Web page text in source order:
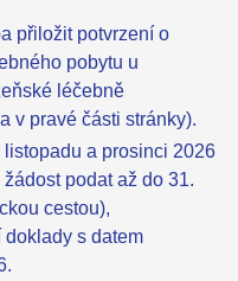
přiložit potvrzení o
pobytu u
léčebně
v pravé části stránky).
a prosinci 2026
podat až do 31.
cestou),
s datem